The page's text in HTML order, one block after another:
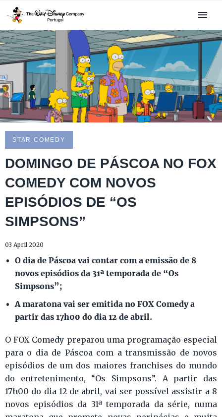
STAR COMEDY
DOMINGO DE PÁSCOA NO FOX
COMEDY COM NOVOS
EPISÓDIOS DE “OS
SIMPSONS”
03 April 2020
O dia de Páscoa vai contar com a emissão de 8
novos episódios da 31ª temporada de “Os
Simpsons”;
A maratona vai ser emitida no FOX Comedy a
partir das 17h00 do dia 12 de abril.
O FOX Comedy preparou uma programação especial
para o dia de Páscoa com a transmissão de novos
episódios de um dos maiores franchises do mundo
do entretenimento, “Os Simpsons”. A partir das
17h00 do dia 12 de abril, vai ser possível assistir a 8
novos episódios da 31ª temporada da série, numa